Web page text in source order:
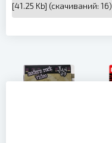
[41.25 Kb] (cкачиваний: 16)